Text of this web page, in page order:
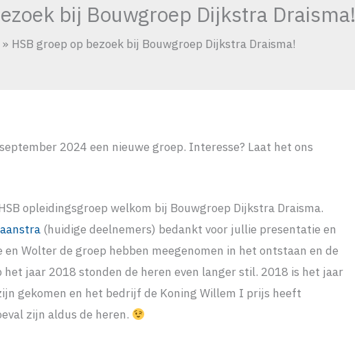
bij Bouwgroep Dijkstra Draisma!
HSB groep op bezoek bij Bouwgroep Dijkstra Draisma!
2024 een nieuwe groep. Interesse? Laat het ons
opleidingsgroep welkom bij Bouwgroep Dijkstra Draisma.
(huidige deelnemers) bedankt voor jullie presentatie en
en Wolter de groep hebben meegenomen in het ontstaan en de
jaar 2018 stonden de heren even langer stil. 2018 is het jaar
gekomen en het bedrijf de Koning Willem I prijs heeft
zijn aldus de heren.